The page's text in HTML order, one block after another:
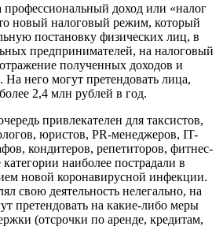
профессиональный доход или «налог
новый налоговый режим, который
постановку физических лиц, в
предпринимателей, на налоговый
полученных доходов и
На него могут претендовать лица,
2,4 млн рублей в год.
привлекателен для таксистов,
юристов, PR-менеджеров, IT-
кондитеров, репетиторов, фитнес-
наиболее пострадали в
новой коронавирусной инфекции.
свою деятельность нелегально, на
претендовать на какие-либо меры
(отсрочки по аренде, кредитам,